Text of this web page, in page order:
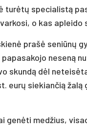
specialistą
o kas
prašė seniūnų
neseną
skundą dėl
eurų siekiančią žalą
medžius,